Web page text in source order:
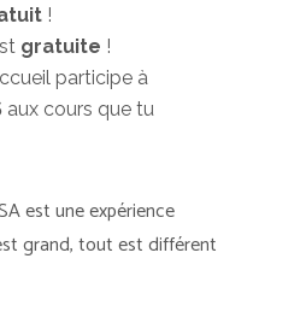
!
gratuite !
participe à
aux cours que tu
est une expérience
grand, tout est différent